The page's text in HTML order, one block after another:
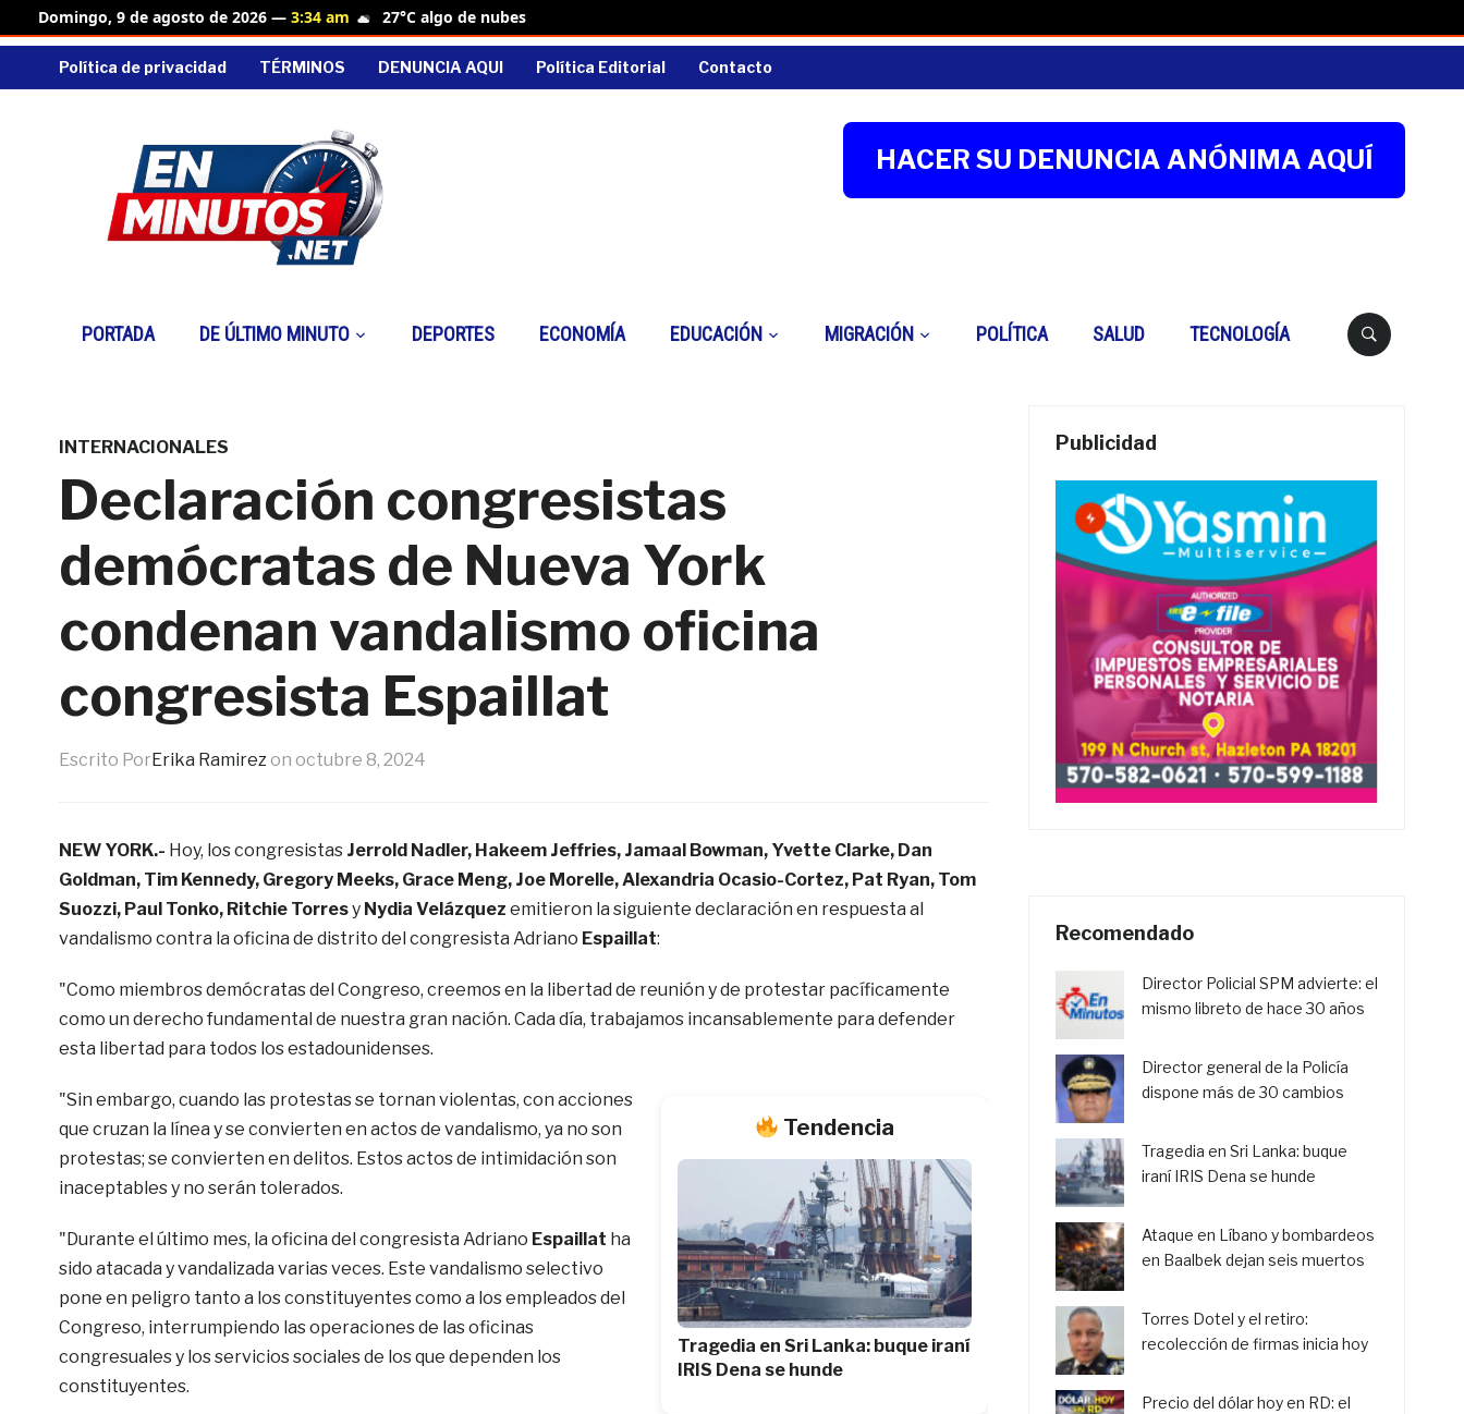
Domingo, 9 de agosto de 2026 — 3:34 am 27°C algo de nubes
Política de privacidad TÉRMINOS DENUNCIA AQUI Política Editorial Contacto
HACER SU DENUNCIA ANÓNIMA AQUÍ
Buscar
PORTADA DE ÚLTIMO MINUTO DEPORTES ECONOMÍA EDUCACIÓN MIGRACIÓN POLÍTICA SALUD TECNOLOGÍA
INTERNACIONALES
Declaración congresistas
demócratas de Nueva York
condenan vandalismo oficina
congresista Espaillat
Escrito PorErika Ramirezon octubre 8, 2024
NEW YORK.- Hoy, los congresistas Jerrold Nadler, Hakeem Jeffries, Jamaal Bowman, Yvette Clarke, Dan
Goldman, Tim Kennedy, Gregory Meeks, Grace Meng, Joe Morelle, Alexandria Ocasio-Cortez, Pat Ryan, Tom
Suozzi, Paul Tonko, Ritchie TorresyNydia Velázquez emitieron la siguiente declaración en respuesta al
vandalismo contra la oficina de distrito del congresista Adriano Espaillat:
"Como miembros demócratas del Congreso, creemos en la libertad de reunión y de protestar pacíficamente
como un derecho fundamental de nuestra gran nación. Cada día, trabajamos incansablemente para defender
esta libertad para todos los estadounidenses.
Tendencia
Tragedia en Sri Lanka: buque iraní
IRIS Dena se hunde
"Sin embargo, cuando las protestas se tornan violentas, con acciones
que cruzan la línea y se convierten en actos de vandalismo, ya no son
protestas; se convierten en delitos. Estos actos de intimidación son
inaceptables y no serán tolerados.
"Durante el último mes, la oficina del congresista Adriano Espaillat ha
sido atacada y vandalizada varias veces. Este vandalismo selectivo
pone en peligro tanto a los constituyentes como a los empleados del
Congreso, interrumpiendo las operaciones de las oficinas
congresuales y los servicios sociales de los que dependen los
constituyentes.
Publicidad
Recomendado
Director Policial SPM advierte: el
mismo libreto de hace 30 años
Director general de la Policía
dispone más de 30 cambios
Tragedia en Sri Lanka: buque
iraní IRIS Dena se hunde
Ataque en Líbano y bombardeos
en Baalbek dejan seis muertos
Torres Dotel y el retiro:
recolección de firmas inicia hoy
Precio del dólar hoy en RD: el